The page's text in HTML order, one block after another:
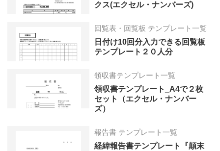
クス(エクセル・ナンバーズ)
回覧表・回覧板 テンプレート一覧
日付け10回分入力できる回覧板
テンプレート２０人分
領収書テンプレート一覧
領収書テンプレート_A4で２枚
セット（エクセル・ナンバー
ズ）
報告書 テンプレート一覧
経緯報告書テンプレート『顛末